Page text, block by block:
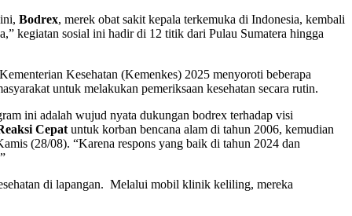
Bodrex, merek obat sakit kepala terkemuka di Indonesia, kembali
kegiatan sosial ini hadir di 12 titik dari Pulau Sumatera hingga
Kesehatan (Kemenkes) 2025 menyoroti beberapa
untuk melakukan pemeriksaan kesehatan secara rutin.
ini adalah wujud nyata dukungan bodrex terhadap visi
Cepat untuk korban bencana alam di tahun 2006, kemudian
(28/08). “Karena respons yang baik di tahun 2024 dan
di lapangan. Melalui mobil klinik keliling, mereka